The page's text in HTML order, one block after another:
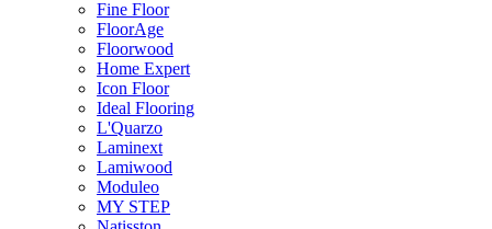
Fine Floor
FloorAge
Floorwood
Home Expert
Icon Floor
Ideal Flooring
L'Quarzo
Laminext
Lamiwood
Moduleo
MY STEP